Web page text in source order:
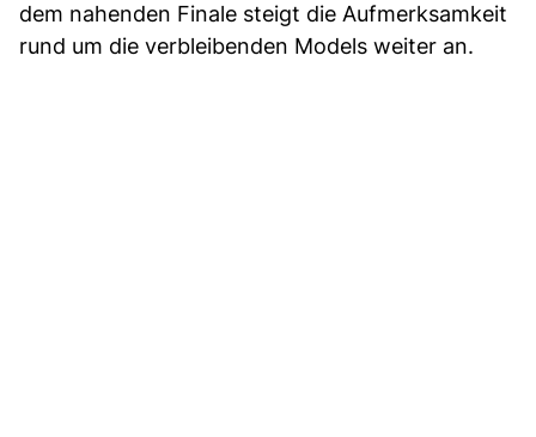
dem nahenden Finale steigt die Aufmerksamkeit
rund um die verbleibenden Models weiter an.